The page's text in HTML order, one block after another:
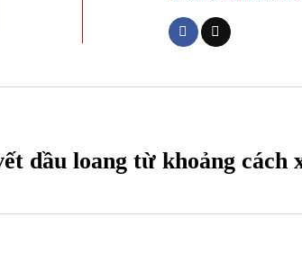
dầu loang từ khoảng cách